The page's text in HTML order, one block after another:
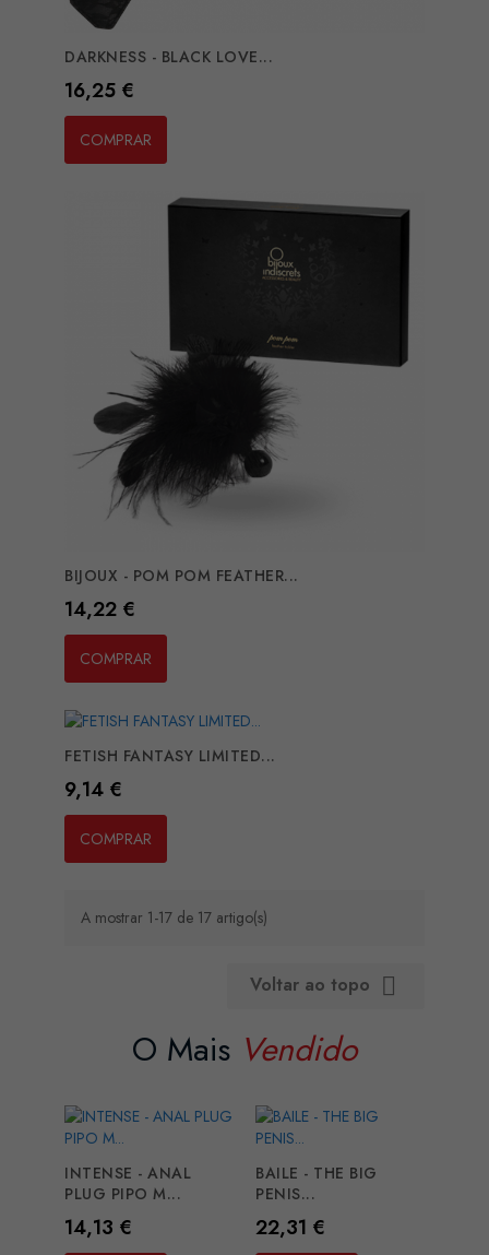
DARKNESS - BLACK LOVE...
Preço
16,25 €
COMPRAR
BIJOUX - POM POM FEATHER...
Preço
14,22 €
COMPRAR
FETISH FANTASY LIMITED...
Preço
9,14 €
COMPRAR
A mostrar 1-17 de 17 artigo(s)
Voltar ao topo 
O Mais Vendido
INTENSE - ANAL
PLUG PIPO M...
Preço
14,13 €
BAILE - THE BIG
PENIS...
Preço
22,31 €